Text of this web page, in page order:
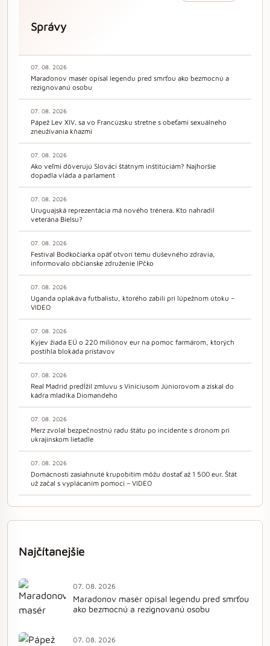
Správy
07. 08. 2026
Maradonov masér opísal legendu pred smrťou ako bezmocnú a
rezignovanú osobu
07. 08. 2026
Pápež Lev XIV. sa vo Francúzsku stretne s obeťami sexuálneho
zneužívania kňazmi
07. 08. 2026
Ako veľmi dôverujú Slováci štátnym inštitúciám? Najhoršie
dopadla vláda a parlament
07. 08. 2026
Uruguajská reprezentácia má nového trénera. Kto nahradil
veterána Bielsu?
07. 08. 2026
Festival Bodkočiarka opäť otvorí tému duševného zdravia,
informovalo občianske združenie IPčko
07. 08. 2026
Uganda oplakáva futbalistu, ktorého zabili pri lúpežnom útoku –
VIDEO
07. 08. 2026
Kyjev žiada EÚ o 220 miliónov eur na pomoc farmárom, ktorých
postihla blokáda prístavov
07. 08. 2026
Real Madrid predĺžil zmluvu s Viníciusom Júniorovom a získal do
kádra mladíka Diomandeho
07. 08. 2026
Merz zvolal bezpečnostnú radu štátu po incidente s dronom pri
ukrajinskom lietadle
07. 08. 2026
Domácnosti zasiahnuté krupobitím môžu dostať až 1 500 eur. Štát
už začal s vyplácaním pomoci – VIDEO
Najčítanejšie
07. 08. 2026
Maradonov masér opísal legendu pred smrťou
ako bezmocnú a rezignovanú osobu
07. 08. 2026